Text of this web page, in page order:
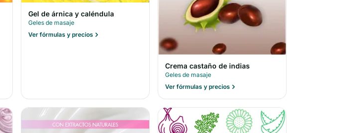
Gel de árnica y caléndula
Geles de masaje
Ver fórmulas y precios
Crema castaño de indias
Geles de masaje
Ver fórmulas y precios